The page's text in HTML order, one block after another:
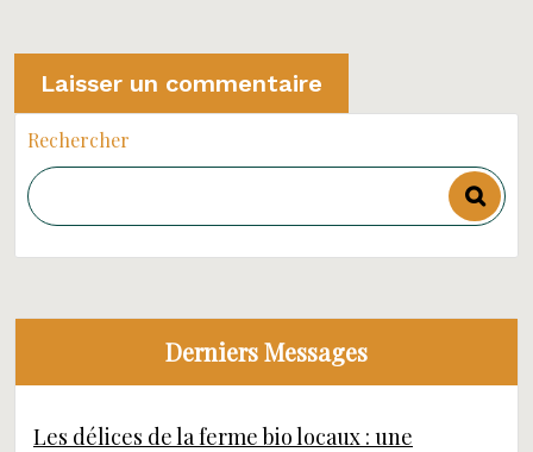
Rechercher
Derniers Messages
Les délices de la ferme bio locaux : une